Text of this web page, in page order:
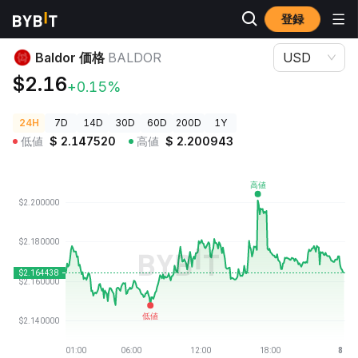
登録
暗号資産価格
Baldor 価格 BALDOR
$2.16+0.15%
USD
24H 7D 14D 30D 60D 200D 1Y
低値 $ 2.147520 高値 $ 2.200943